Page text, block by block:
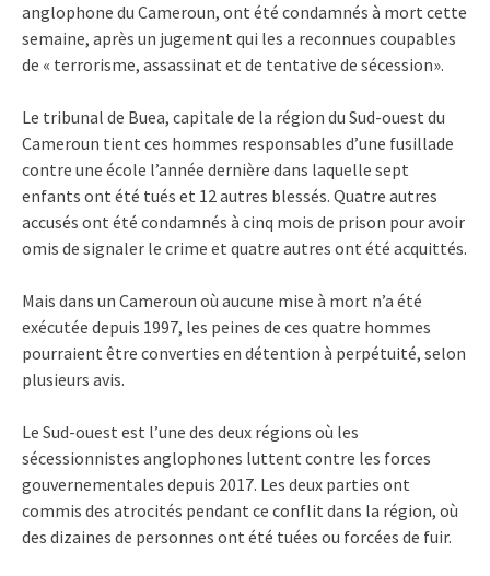
anglophone du Cameroun, ont été condamnés à mort cette
semaine, après un jugement qui les a reconnues coupables
de « terrorisme, assassinat et de tentative de sécession».
Le tribunal de Buea, capitale de la région du Sud-ouest du
Cameroun tient ces hommes responsables d’une fusillade
contre une école l’année dernière dans laquelle sept
enfants ont été tués et 12 autres blessés. Quatre autres
accusés ont été condamnés à cinq mois de prison pour avoir
omis de signaler le crime et quatre autres ont été acquittés.
Mais dans un Cameroun où aucune mise à mort n’a été
exécutée depuis 1997, les peines de ces quatre hommes
pourraient être converties en détention à perpétuité, selon
plusieurs avis.
Le Sud-ouest est l’une des deux régions où les
sécessionnistes anglophones luttent contre les forces
gouvernementales depuis 2017. Les deux parties ont
commis des atrocités pendant ce conflit dans la région, où
des dizaines de personnes ont été tuées ou forcées de fuir.